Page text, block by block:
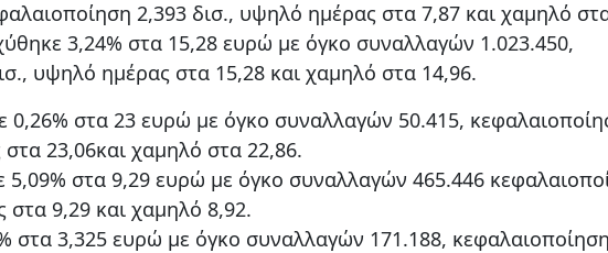
2,393 δισ., υψηλό ημέρας στα 7,87 και χαμηλό
3,24% στα 15,28 ευρώ με όγκο συναλλαγών 1.023.450,
υψηλό ημέρας στα 15,28 και χαμηλό στα 14,96.
στα 23 ευρώ με όγκο συναλλαγών 50.415,
23,06και χαμηλό στα 22,86.
5,09% στα 9,29 ευρώ με όγκο συναλλαγών 465.446
9,29 και χαμηλό 8,92.
στα 3,325 ευρώ με όγκο συναλλαγών 171.188,